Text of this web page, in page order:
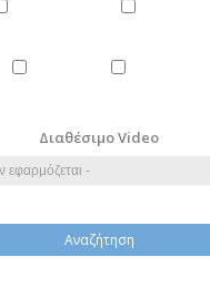
Διαθέσιμο Video